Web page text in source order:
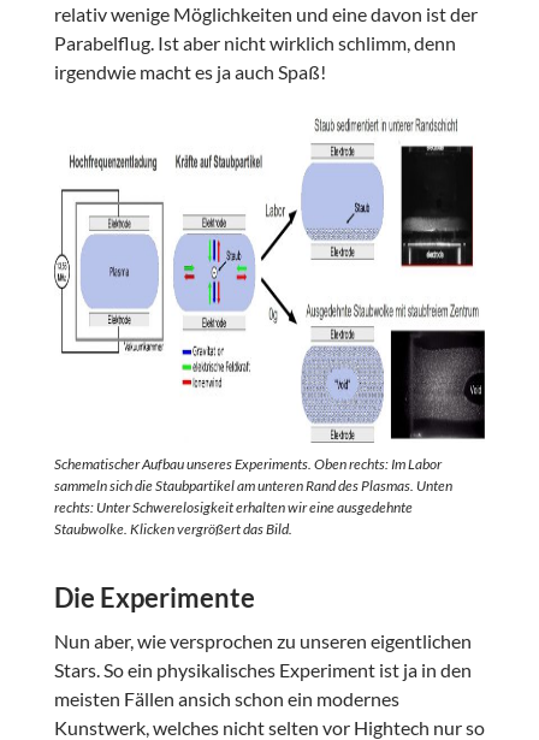
relativ wenige Möglichkeiten und eine davon ist der
Parabelflug. Ist aber nicht wirklich schlimm, denn
irgendwie macht es ja auch Spaß!
Schematischer Aufbau unseres Experiments. Oben rechts: Im Labor
sammeln sich die Staubpartikel am unteren Rand des Plasmas. Unten
rechts: Unter Schwerelosigkeit erhalten wir eine ausgedehnte
Staubwolke. Klicken vergrößert das Bild.
Die Experimente
Nun aber, wie versprochen zu unseren eigentlichen
Stars. So ein physikalisches Experiment ist ja in den
meisten Fällen ansich schon ein modernes
Kunstwerk, welches nicht selten vor Hightech nur so